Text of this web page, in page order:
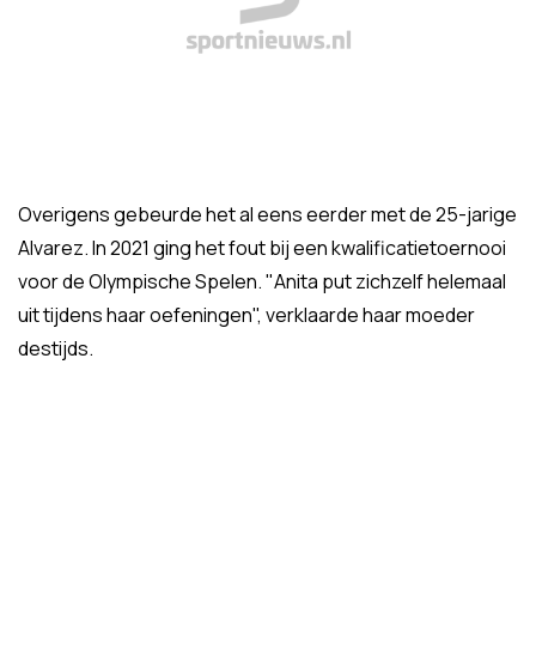
Overigens gebeurde het al eens eerder met de 25-jarige
Alvarez. In 2021 ging het fout bij een kwalificatietoernooi
voor de Olympische Spelen. "Anita put zichzelf helemaal
uit tijdens haar oefeningen", verklaarde haar moeder
destijds.